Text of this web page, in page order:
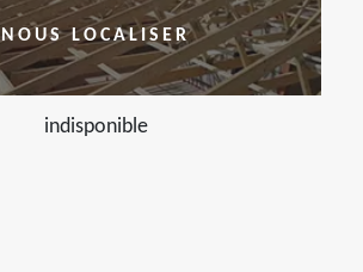
NOUS LOCALISER
indisponible